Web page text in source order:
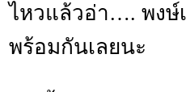
ไหวแล้วอ่า…. พงษ์
พร้อมกันเลยนะ